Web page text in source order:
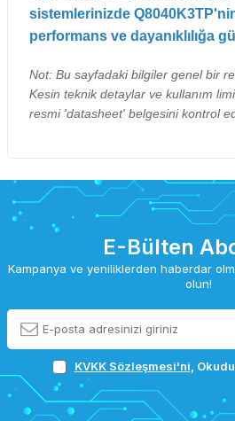
sistemlerinizde
performans ve dayanıklılığa
Not: Bu sayfadaki bilgiler genel bir
Kesin teknik detaylar ve kullanım
resmi 'datasheet' belgesini kontrol
E-Bülten
Kampanya ve yeniliklerden haberdar
olun!
KVKK Sözleşmesi'ni ,